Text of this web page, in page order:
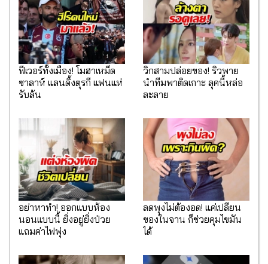
ฟีเวอร์ทั้งเมือง! โมฮาเหม็ด
ซาลาห์ แลนดิ้งตุรกี แฟนแห่
รับล้น
วิกสามปล่อยของ! ริวพาย
นำทีมพาติดเกาะ ลุคนี้หล่อ
ละลาย
อย่าหาทำ! ออกแบบห้อง
นอนแบบนี้ ยิ่งอยู่ยิ่งป่วย
แถมค่าไฟพุ่ง
ลดพุงไม่ต้องอด! แค่เปลี่ยน
ของในจาน ก็ช่วยคุมไขมัน
ได้